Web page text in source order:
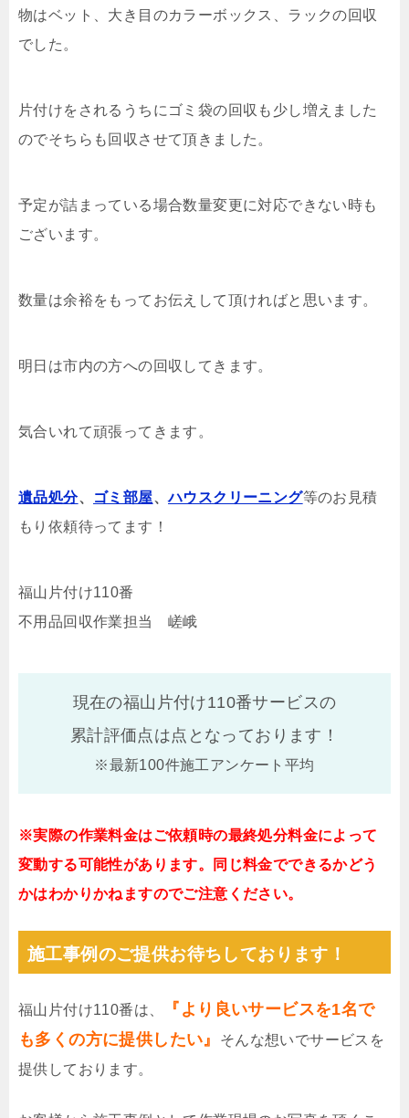
物はベット、大き目のカラーボックス、ラックの回収
でした。
片付けをされるうちにゴミ袋の回収も少し増えました
のでそちらも回収させて頂きました。
予定が詰まっている場合数量変更に対応できない時も
ございます。
数量は余裕をもってお伝えして頂ければと思います。
明日は市内の方への回収してきます。
気合いれて頑張ってきます。
遺品処分、 ゴミ部屋、ハウスクリーニング等のお見積
もり依頼待ってます！
福山片付け110番
不用品回収作業担当 嵯峨
現在の福山片付け110番サービスの
累計評価点は点となっております！
※最新100件施工アンケート平均
※実際の作業料金はご依頼時の最終処分料金によって
変動する可能性があります。同じ料金でできるかどう
かはわかりかねますのでご注意ください。
施工事例のご提供お待ちしております！
福山片付け110番は、
『より良いサービスを1名で
も多くの方に提供したい』
そんな想いでサービスを
提供しております。